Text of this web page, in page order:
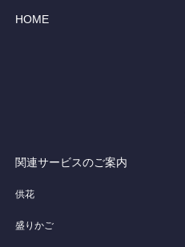
HOME
関連サービスのご案内
供花
盛りかご